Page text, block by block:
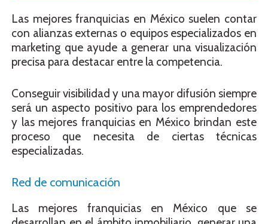
Las mejores franquicias en México suelen contar
con alianzas externas o equipos especializados en
marketing que ayude a generar una visualización
precisa para destacar entre la competencia.
Conseguir visibilidad y una mayor difusión siempre
será un aspecto positivo para los emprendedores
y las mejores franquicias en México brindan este
proceso que necesita de ciertas técnicas
especializadas.
Red de comunicación
Las mejores franquicias en México que se